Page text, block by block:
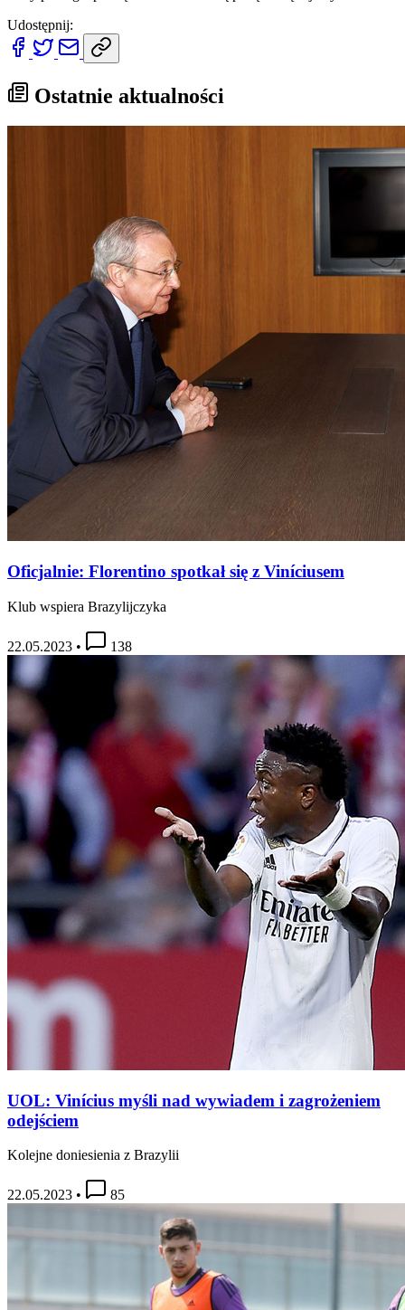
Udostępnij:
Ostatnie aktualności
Oficjalnie: Florentino spotkał się z Viníciusem
Klub wspiera Brazylijczyka
22.05.2023 • 138
UOL: Vinícius myśli nad wywiadem i zagrożeniem
odejściem
Kolejne doniesienia z Brazylii
22.05.2023 • 85